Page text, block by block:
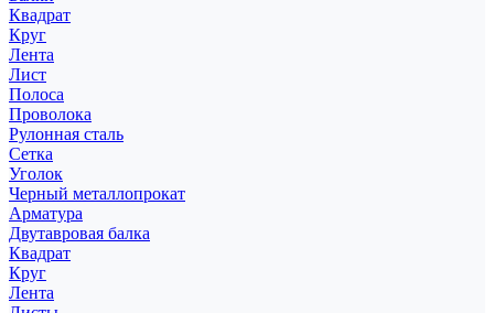
Квадрат
Круг
Лента
Лист
Полоса
Проволока
Рулонная сталь
Сетка
Уголок
Черный металлопрокат
Арматура
Двутавровая балка
Квадрат
Круг
Лента